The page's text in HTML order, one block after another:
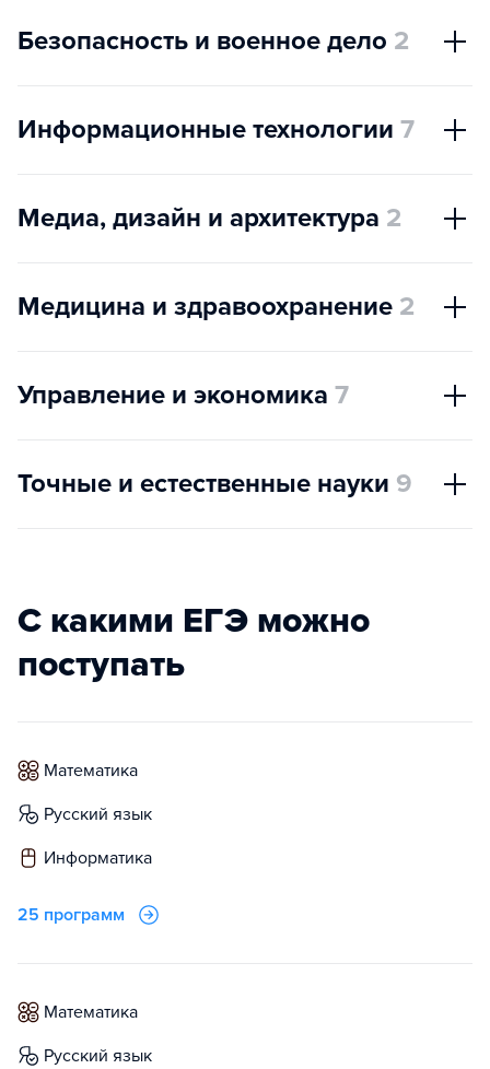
Безопасность и военное дело 2
Информационные технологии 7
Медиа, дизайн и архитектура 2
Медицина и здравоохранение 2
Управление и экономика 7
Точные и естественные науки 9
С какими ЕГЭ можно
поступать
математика
русский язык
информатика
25 программ
математика
русский язык